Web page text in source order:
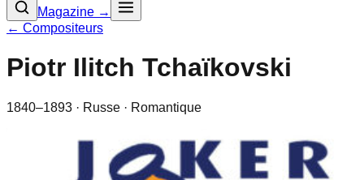
Magazine →
← Compositeurs
Piotr Ilitch Tchaïkovski
1840–1893 · Russe · Romantique